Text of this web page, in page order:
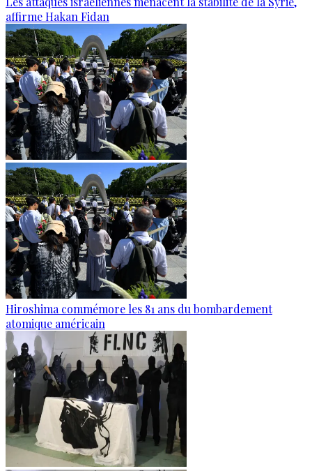
affirme Hakan Fidan
Hiroshima commémore les 81 ans du bombardement
atomique américain